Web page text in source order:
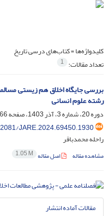
کلیدواژه‌ها =کتاب‌های درسی تاریخ
تعداد مقالات: 1
بررسی جایگاه اخلاق هم زیستی
رشته علوم انسانی
دوره 20، شماره 3، آذر 1403، صفحه
JARE.2024.69450.1930
راحله محمدباقر
مشاهده مقاله اصل مقاله 1.05 M
مقالات آماده انتشار